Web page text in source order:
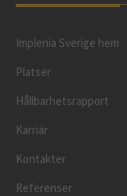
Implenia Sverige hem
Platser
Hållbarhetsrapport
Karriär
Kontakter
Referenser